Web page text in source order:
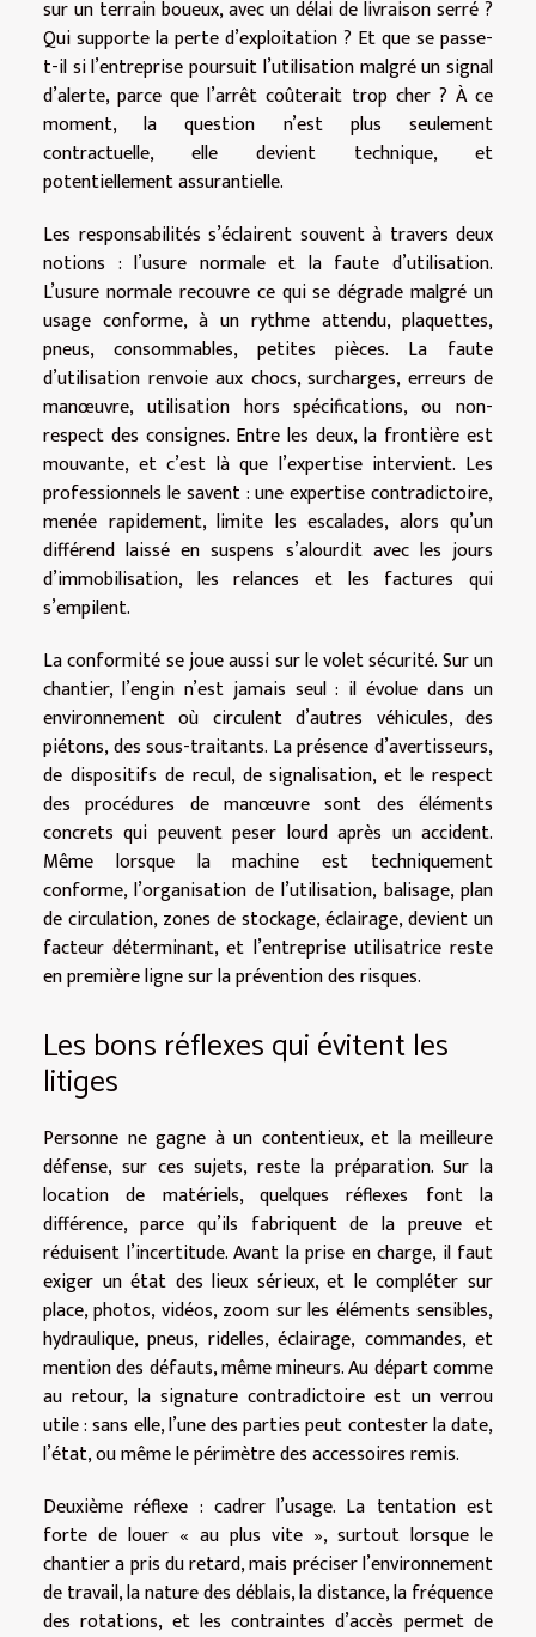
sur un terrain boueux, avec un délai de livraison serré ?
Qui supporte la perte d’exploitation ? Et que se passe-
t-il si l’entreprise poursuit l’utilisation malgré un signal
d’alerte, parce que l’arrêt coûterait trop cher ? À ce
moment, la question n’est plus seulement
contractuelle, elle devient technique, et
potentiellement assurantielle.
Les responsabilités s’éclairent souvent à travers deux
notions : l’usure normale et la faute d’utilisation.
L’usure normale recouvre ce qui se dégrade malgré un
usage conforme, à un rythme attendu, plaquettes,
pneus, consommables, petites pièces. La faute
d’utilisation renvoie aux chocs, surcharges, erreurs de
manœuvre, utilisation hors spécifications, ou non-
respect des consignes. Entre les deux, la frontière est
mouvante, et c’est là que l’expertise intervient. Les
professionnels le savent : une expertise contradictoire,
menée rapidement, limite les escalades, alors qu’un
différend laissé en suspens s’alourdit avec les jours
d’immobilisation, les relances et les factures qui
s’empilent.
La conformité se joue aussi sur le volet sécurité. Sur un
chantier, l’engin n’est jamais seul : il évolue dans un
environnement où circulent d’autres véhicules, des
piétons, des sous-traitants. La présence d’avertisseurs,
de dispositifs de recul, de signalisation, et le respect
des procédures de manœuvre sont des éléments
concrets qui peuvent peser lourd après un accident.
Même lorsque la machine est techniquement
conforme, l’organisation de l’utilisation, balisage, plan
de circulation, zones de stockage, éclairage, devient un
facteur déterminant, et l’entreprise utilisatrice reste
en première ligne sur la prévention des risques.
Les bons réflexes qui évitent les
litiges
Personne ne gagne à un contentieux, et la meilleure
défense, sur ces sujets, reste la préparation. Sur la
location de matériels, quelques réflexes font la
différence, parce qu’ils fabriquent de la preuve et
réduisent l’incertitude. Avant la prise en charge, il faut
exiger un état des lieux sérieux, et le compléter sur
place, photos, vidéos, zoom sur les éléments sensibles,
hydraulique, pneus, ridelles, éclairage, commandes, et
mention des défauts, même mineurs. Au départ comme
au retour, la signature contradictoire est un verrou
utile : sans elle, l’une des parties peut contester la date,
l’état, ou même le périmètre des accessoires remis.
Deuxième réflexe : cadrer l’usage. La tentation est
forte de louer « au plus vite », surtout lorsque le
chantier a pris du retard, mais préciser l’environnement
de travail, la nature des déblais, la distance, la fréquence
des rotations, et les contraintes d’accès permet de